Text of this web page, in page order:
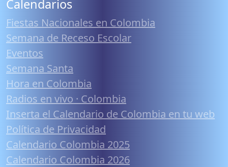
Calendarios
Fiestas Nacionales en Colombia
Semana de Receso Escolar
Eventos
Semana Santa
Hora en Colombia
Radios en vivo · Colombia
Inserta el Calendario de Colombia en tu web
Política de Privacidad
Calendario Colombia 2025
Calendario Colombia 2026